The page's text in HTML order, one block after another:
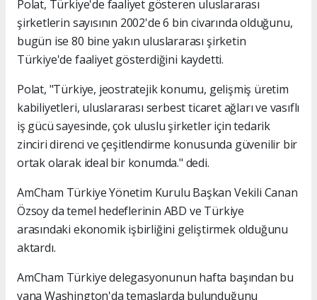
Polat, Türkiye'de faaliyet gösteren uluslararası
şirketlerin sayısının 2002'de 6 bin civarında olduğunu,
bugün ise 80 bine yakın uluslararası şirketin
Türkiye'de faaliyet gösterdiğini kaydetti.
Polat, "Türkiye, jeostratejik konumu, gelişmiş üretim
kabiliyetleri, uluslararası serbest ticaret ağları ve vasıflı
iş gücü sayesinde, çok uluslu şirketler için tedarik
zinciri direnci ve çeşitlendirme konusunda güvenilir bir
ortak olarak ideal bir konumda." dedi.
AmCham Türkiye Yönetim Kurulu Başkan Vekili Canan
Özsoy da temel hedeflerinin ABD ve Türkiye
arasındaki ekonomik işbirliğini geliştirmek olduğunu
aktardı.
AmCham Türkiye delegasyonunun hafta başından bu
yana Washington'da temaslarda bulunduğunu